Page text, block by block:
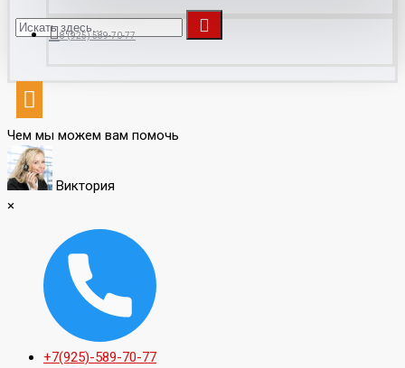
8 (925) 589-70-77
Чем мы можем вам помочь
Виктория
×
+7(925)-589-70-77